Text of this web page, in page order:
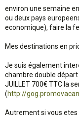
environ une semaine
ou deux pays
economique), faire la
Mes destinations en
Je suis également
chambre double départ
JUILLET 700€ TTC la
(http://
Autrement si vous etes